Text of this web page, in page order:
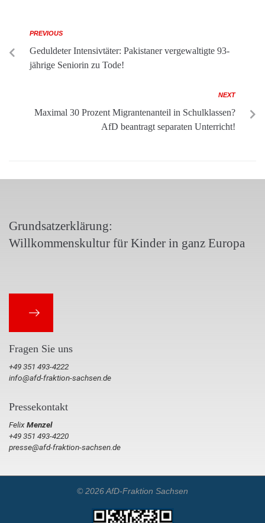
PREVIOUS
Geduldeter Intensivtäter: Pakistaner vergewaltigte 93-
jährige Seniorin zu Tode!
NEXT
Maximal 30 Prozent Migrantenanteil in Schulklassen?
AfD beantragt separaten Unterricht!
Grundsatzerklärung:
Willkommenskultur für Kinder in ganz Europa
Fragen Sie uns
+49 351 493-4222
info@afd-fraktion-sachsen.de
Pressekontakt
FelixMenzel
+49 351 493-4220
presse@afd-fraktion-sachsen.de
© 2026 AfD-Fraktion Sachsen